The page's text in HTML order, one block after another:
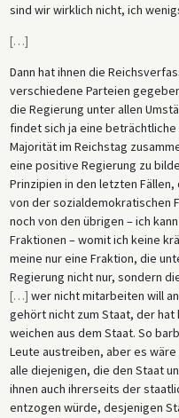
sind wir wirklich nicht, ich
[…]
Dann hat ihnen die
verschiedene Parteien
die Regierung unter allen
findet sich ja eine
Majorität im Reichstag
eine positive Regierung zu
Prinzipien in den letzten
von der sozialdemokratischen
noch von den übrigen – ich
Fraktionen – womit ich keine
meine nur eine Fraktion, die
Regierung nicht nur, sondern
[…] wer nicht mitarbeiten will
gehört nicht zum Staat, der hat
weichen aus dem Staat. So
Leute austreiben, aber es
alle diejenigen, die den Staat
ihnen auch ihrerseits der
entzogen würde, desjenigen